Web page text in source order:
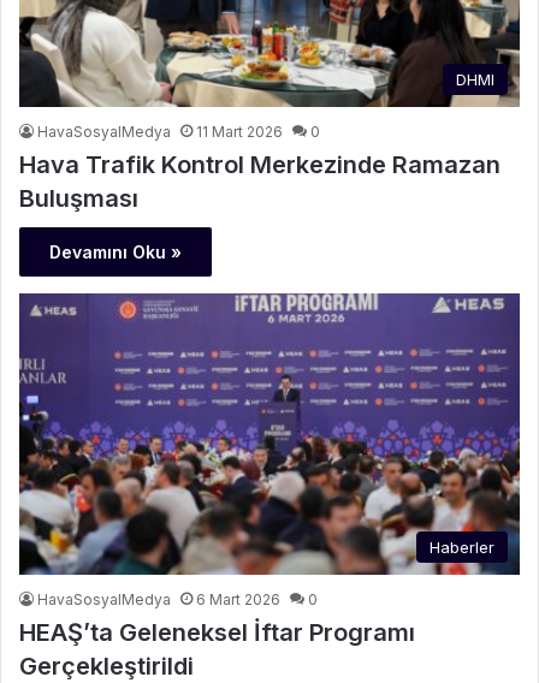
DHMI
HavaSosyalMedya 11 Mart 2026 0
Hava Trafik Kontrol Merkezinde Ramazan
Buluşması
Devamını Oku »
Haberler
HavaSosyalMedya 6 Mart 2026 0
HEAŞ’ta Geleneksel İftar Programı
Gerçekleştirildi